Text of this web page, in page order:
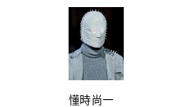
懂時尚一